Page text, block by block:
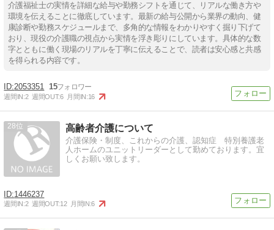
介護福祉士の実情を詳細な給与や勤務シフトを通じて、リアルな働き方や
環境を伝えることに徹底しています。最新の給与公開から業界の動向、健
康診断や勤務スケジュールまで、多角的な情報をわかりやすく掘り下げて
おり、現役の介護職の視点から実情を浮き彫りにしています。具体的な数
字とともに働く現場のリアルを丁寧に伝えることで、読者は安心感と共感
を得られる内容です。
2053351 15
週間IN:2 週間OUT:6 月間IN:16
28 高齢者介護について
介護保険・制度、これからの介護、認知症 特別養護老
人ホームのユニットリーダーとして勤めております。宜
しくお願い致します。
1446237
週間IN:2 週間OUT:12 月間IN:6